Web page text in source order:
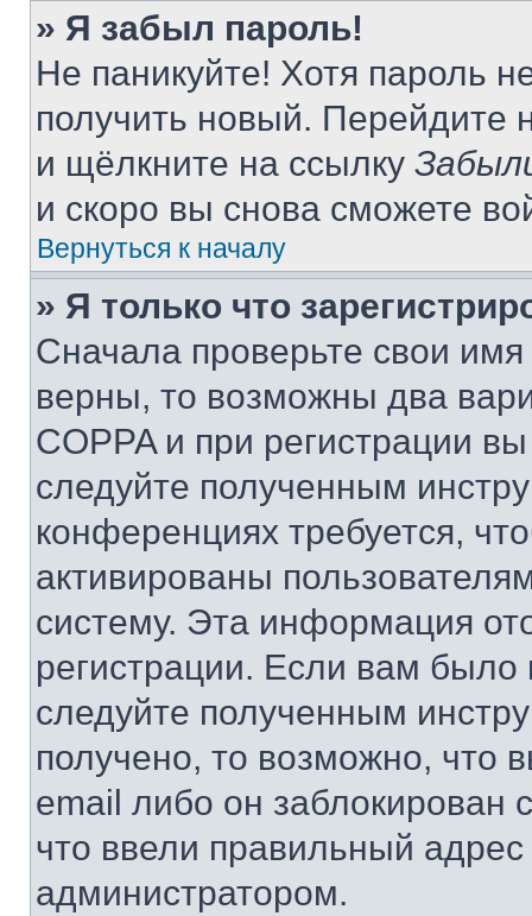
» Я забыл пароль!
Не паникуйте! Хотя пароль
получить новый. Перейдите
и щёлкните на ссылку
и скоро вы снова сможете
Вернуться к началу
» Я только что
Сначала проверьте свои
верны, то возможны два
COPPA и при регистрации
следуйте полученным
конференциях требуется,
активированы
систему. Эта информация
регистрации. Если вам
следуйте полученным
получено, то возможно, что
email либо он
что ввели правильный адрес
администратором.